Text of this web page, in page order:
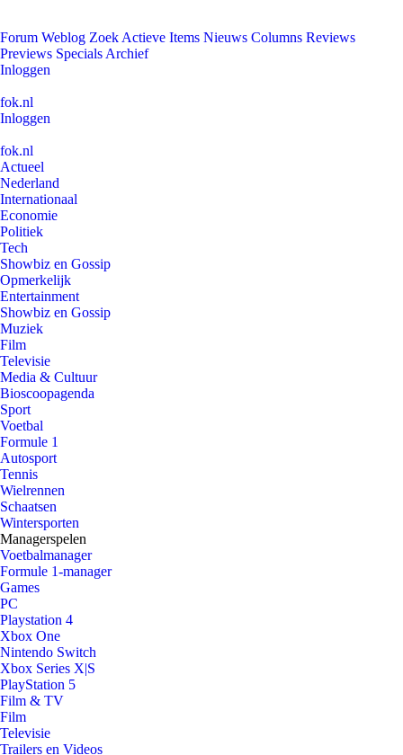
Forum Weblog Zoek Actieve Items Nieuws Columns Reviews
Previews Specials Archief
Inloggen
fok.nl
Inloggen
fok.nl
Actueel
Nederland
Internationaal
Economie
Politiek
Tech
Showbiz en Gossip
Opmerkelijk
Entertainment
Showbiz en Gossip
Muziek
Film
Televisie
Media & Cultuur
Bioscoopagenda
Sport
Voetbal
Formule 1
Autosport
Tennis
Wielrennen
Schaatsen
Wintersporten
Managerspelen
Voetbalmanager
Formule 1-manager
Games
PC
Playstation 4
Xbox One
Nintendo Switch
Xbox Series X|S
PlayStation 5
Film & TV
Film
Televisie
Trailers en Videos